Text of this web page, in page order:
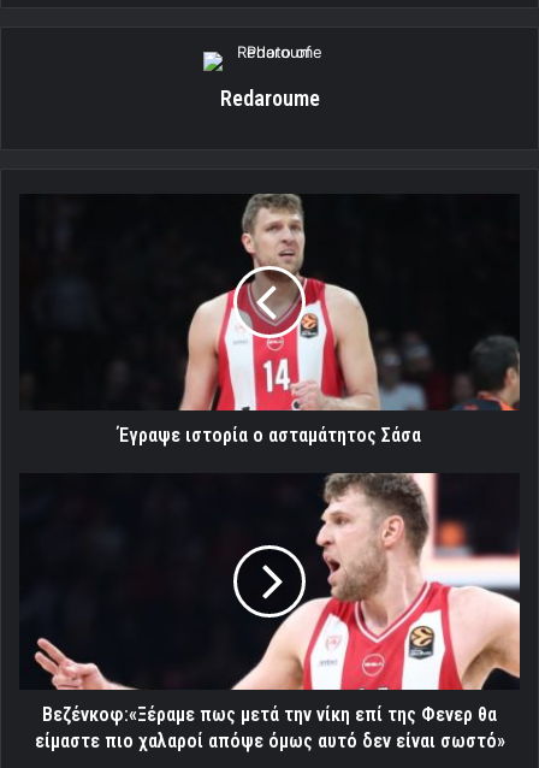
Redaroume
Έγραψε ιστορία ο ασταμάτητος Σάσα
της
Φενερ
είμαστε
πιο
Βεζένκοφ:«Ξέραμε πως μετά την νίκη επί της Φενερ θα
είμαστε πιο χαλαροί απόψε όμως αυτό δεν είναι σωστό»